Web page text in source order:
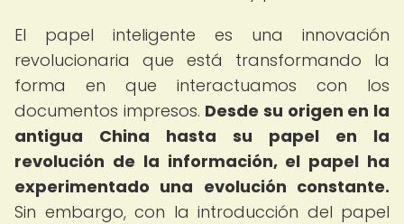
El papel inteligente es una innovación
revolucionaria que está transformando la
forma en que interactuamos con los
documentos impresos. Desde su origen en la
antigua China hasta su papel en la
revolución de la información, el papel ha
experimentado una evolución constante.
Sin embargo, con la introducción del papel